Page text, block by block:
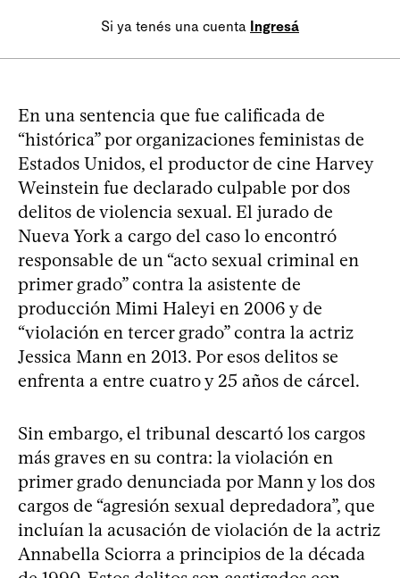
Si ya tenés una cuenta Ingresá
En una sentencia que fue calificada de
“histórica” por organizaciones feministas de
Estados Unidos, el productor de cine Harvey
Weinstein fue declarado culpable por dos
delitos de violencia sexual. El jurado de
Nueva York a cargo del caso lo encontró
responsable de un “acto sexual criminal en
primer grado” contra la asistente de
producción Mimi Haleyi en 2006 y de
“violación en tercer grado” contra la actriz
Jessica Mann en 2013. Por esos delitos se
enfrenta a entre cuatro y 25 años de cárcel.
Sin embargo, el tribunal descartó los cargos
más graves en su contra: la violación en
primer grado denunciada por Mann y los dos
cargos de “agresión sexual depredadora”, que
incluían la acusación de violación de la actriz
Annabella Sciorra a principios de la década